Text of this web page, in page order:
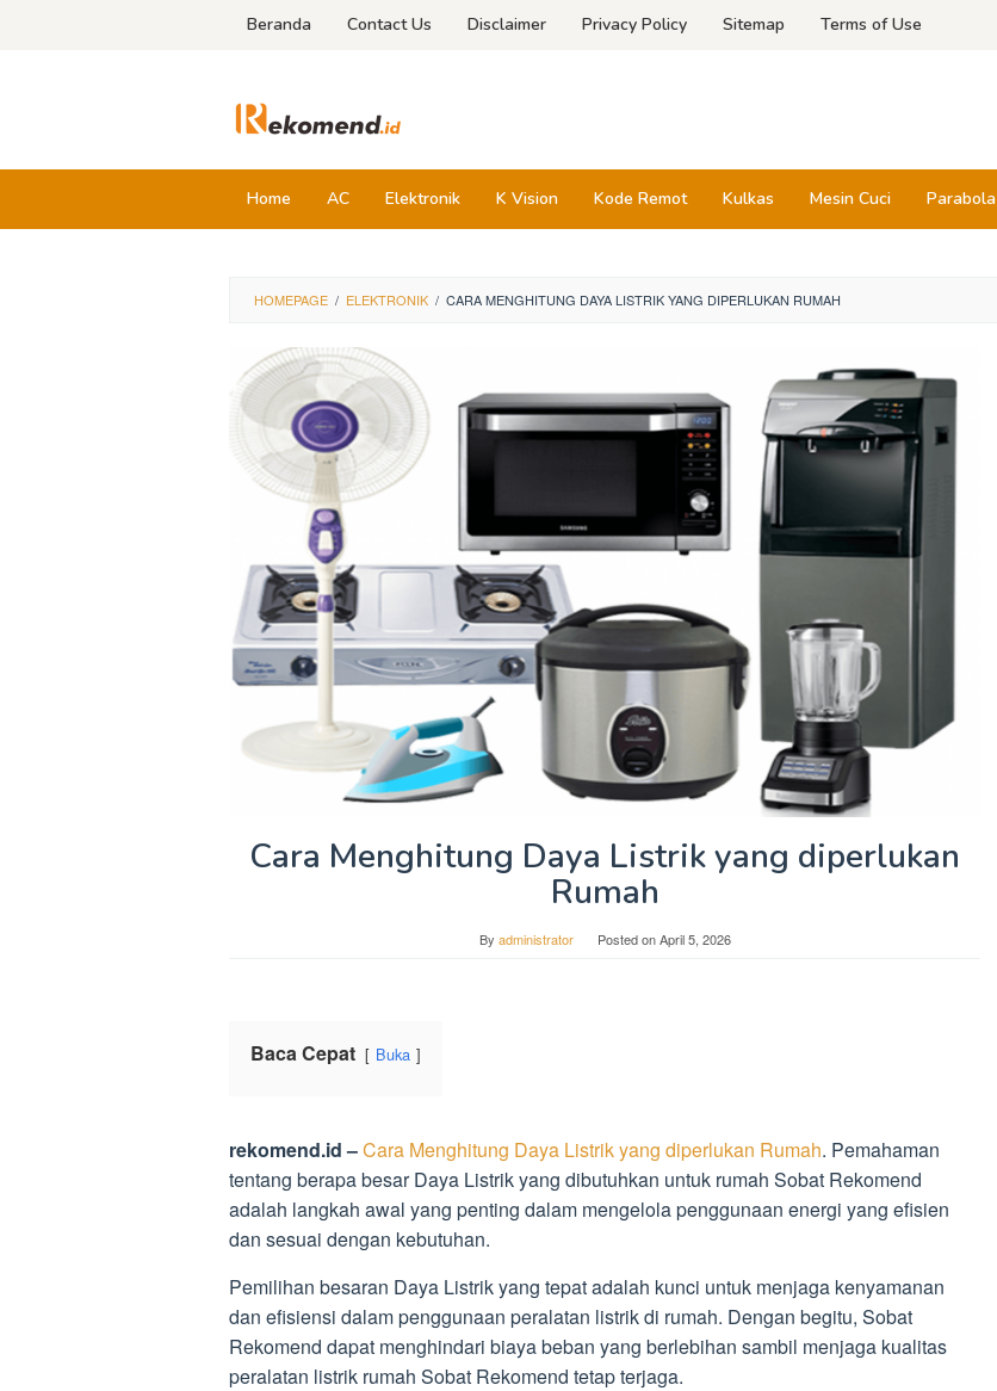
Beranda Contact Us Disclaimer Privacy Policy Sitemap Terms of Use
Home AC Elektronik K Vision Kode Remot Kulkas Mesin Cuci Parabola
HOMEPAGE / ELEKTRONIK / CARA MENGHITUNG DAYA LISTRIK YANG DIPERLUKAN RUMAH
Cara Menghitung Daya Listrik yang diperlukan
Rumah
By administrator Posted onApril 5, 2026
Baca Cepat Buka
rekomend.id –Cara Menghitung Daya Listrik yang diperlukan Rumah. Pemahaman
tentang berapa besar Daya Listrik yang dibutuhkan untuk rumah Sobat Rekomend
adalah langkah awal yang penting dalam mengelola penggunaan energi yang efisien
dan sesuai dengan kebutuhan.
Pemilihan besaran Daya Listrik yang tepat adalah kunci untuk menjaga kenyamanan
dan efisiensi dalam penggunaan peralatan listrik di rumah. Dengan begitu, Sobat
Rekomend dapat menghindari biaya beban yang berlebihan sambil menjaga kualitas
peralatan listrik rumah Sobat Rekomend tetap terjaga.